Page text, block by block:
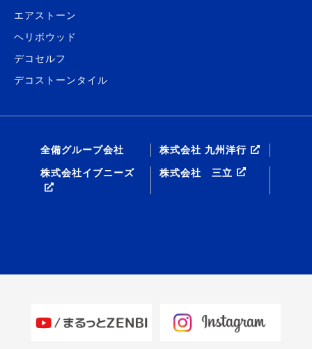
エアストーン
ヘリボウッド
デコセルフ
デコストーンタイル
全備グループ会社 株式会社 九州洋行
株式会社イブニーズ 株式会社 三立